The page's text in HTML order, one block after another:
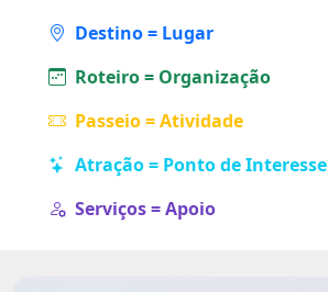
Destino = Lugar
Roteiro = Organização
Passeio = Atividade
Atração = Ponto de Interesse
Serviços = Apoio